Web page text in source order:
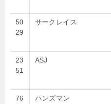
50
29
サークレイス
23
51
ASJ
76
ハンズマン